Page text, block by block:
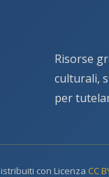
Risorse
culturali,
per
con Licenza CC